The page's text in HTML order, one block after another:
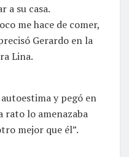
a su casa.
me hace de comer,
Gerardo en la
Lina.
y pegó en
rato lo amenazaba
mejor que él”.